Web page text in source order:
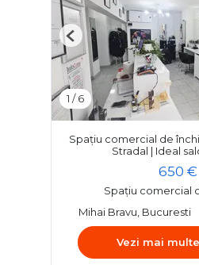
1 /6
Previous
Spațiu comercial de
Stradal | Ideal
650 €
Spațiu comercial
Mihai Bravu, Bucuresti
Vezi mai